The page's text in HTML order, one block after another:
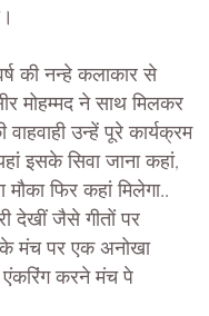
की नन्हे कलाकार से
मोहम्मद ने साथ मिलकर
उन्हें पूरे कार्यक्रम
इसके सिवा जाना कहां,
फिर कहां मिलेगा..
देखीं जैसे गीतों पर
के मंच पर एक अनोखा
एंकरिंग करने मंच पे